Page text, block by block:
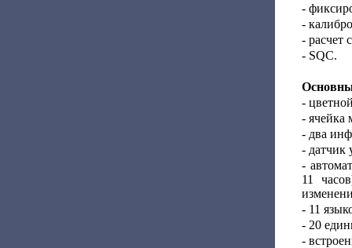
-
-
- расчет
- SQC.
-
- ячейка
- два
- датчик
-
11
- 11
- 20
-